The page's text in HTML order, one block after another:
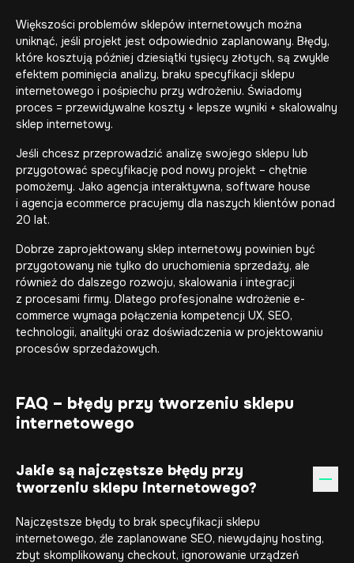
Większości problemów sklepów internetowych można
uniknąć, jeśli projekt jest odpowiednio zaplanowany. Błędy,
które kosztują później dziesiątki tysięcy złotych, są zwykle
efektem pominięcia analizy, braku specyfikacji sklepu
internetowego i pośpiechu przy wdrożeniu. Świadomy
proces = przewidywalne koszty + lepsze wyniki + skalowalny
sklep internetowy.
Jeśli chcesz przeprowadzić analizę swojego sklepu lub
przygotować specyfikację pod nowy projekt – chętnie
pomożemy. Jako agencja interaktywna, software house
i agencja ecommerce pracujemy dla naszych klientów ponad
20 lat.
Dobrze zaprojektowany sklep internetowy powinien być
przygotowany nie tylko do uruchomienia sprzedaży, ale
również do dalszego rozwoju, skalowania i integracji
z procesami firmy. Dlatego profesjonalne wdrożenie e-
commerce wymaga połączenia kompetencji UX, SEO,
technologii, analityki oraz doświadczenia w projektowaniu
procesów sprzedażowych.
FAQ – błędy przy tworzeniu sklepu
internetowego
Jakie są najczęstsze błędy przy
tworzeniu sklepu internetowego?
Najczęstsze błędy to brak specyfikacji sklepu
internetowego, źle zaplanowane SEO, niewydajny hosting,
zbyt skomplikowany checkout, ignorowanie urządzeń